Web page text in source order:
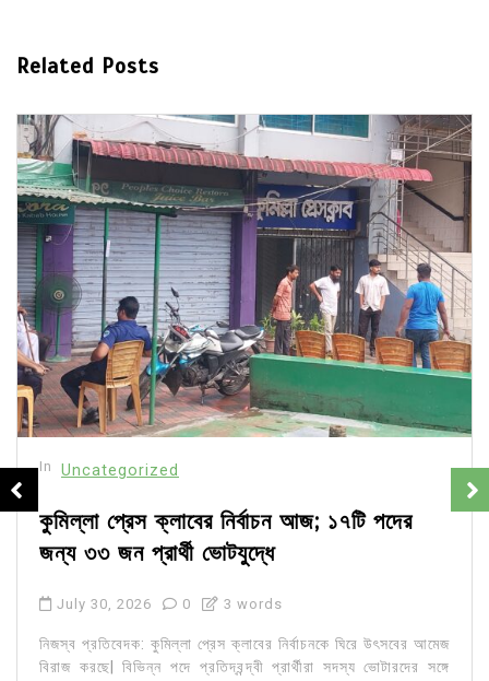
Related Posts
In Uncategorized
কুমিল্লা প্রেস ক্লাবের নির্বাচন আজ; ১৭টি পদের
জন্য ৩৩ জন প্রার্থী ভোটযুদ্ধে
July 30, 2026 0 3 words
নিজস্ব প্রতিবেদক: কুমিল্লা প্রেস ক্লাবের নির্বাচনকে ঘিরে উৎসবের আমেজ
বিরাজ করছে| বিভিন্ন পদে প্রতিদ্বন্দ্বী প্রার্থীরা সদস্য ভোটারদের সঙ্গে